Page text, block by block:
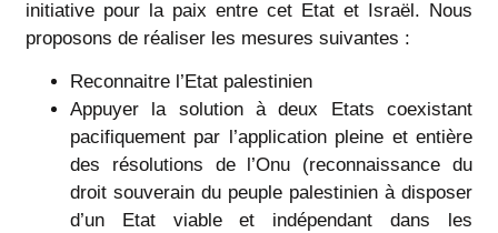
initiative pour la paix entre cet Etat et Israël. Nous
proposons de réaliser les mesures suivantes :
Reconnaitre l’Etat palestinien
Appuyer la solution à deux Etats coexistant
pacifiquement par l’application pleine et entière
des résolutions de l’Onu (reconnaissance du
droit souverain du peuple palestinien à disposer
d’un Etat viable et indépendant dans les